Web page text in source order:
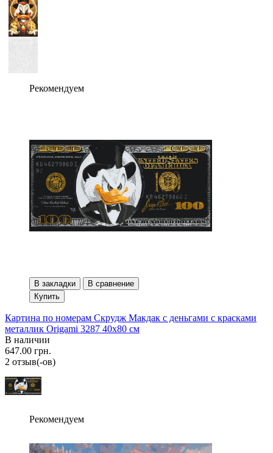
Рекомендуем
В закладки
В сравнение
Купить
Картина по номерам Скрудж Макдак с деньгами с красками
металлик Origami 3287 40x80 см
В наличии
647.00 грн.
2 отзыв(-ов)
Рекомендуем